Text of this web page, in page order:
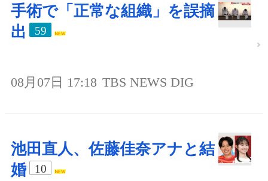
手術で「正常な組織」を誤摘
出
59
08月07日 17:18 TBS NEWS DIG
池田直人、佐藤佳奈アナと結
婚
10